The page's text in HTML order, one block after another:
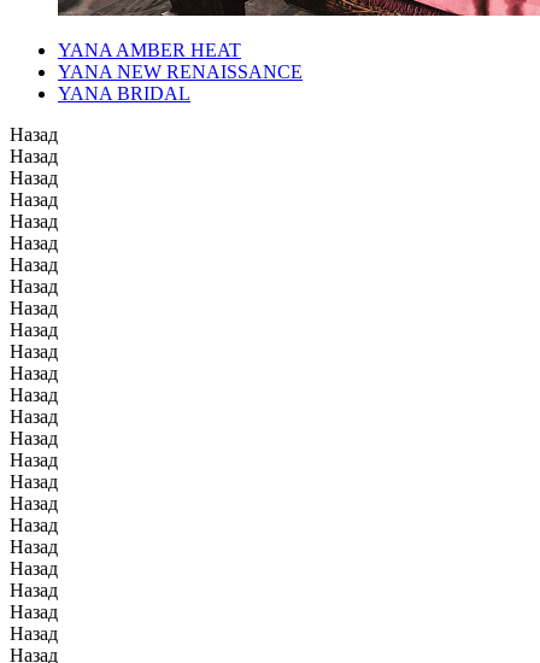
YANA AMBER HEAT
YANA NEW RENAISSANCE
YANA BRIDAL
Назад
Назад
Назад
Назад
Назад
Назад
Назад
Назад
Назад
Назад
Назад
Назад
Назад
Назад
Назад
Назад
Назад
Назад
Назад
Назад
Назад
Назад
Назад
Назад
Назад